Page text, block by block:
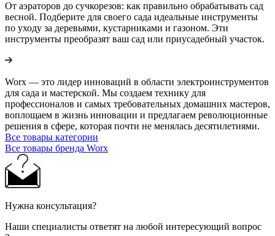
От аэраторов до сучкорезов: как правильно обрабатывать сад
весной. Подберите для своего сада идеальные инструменты
по уходу за деревьями, кустарниками и газоном. Эти
инструменты преобразят ваш сад или приусадебный участок.
Worx — это лидер инноваций в области электроинструментов
для сада и мастерcкой. Мы создаем технику для
профессионалов и самых требовательных домашних мастеров,
воплощаем в жизнь инновации и предлагаем революционные
решения в сфере, которая почти не менялась десятилетиями.
Все товары категории
Все товары бренда Worx
Нужна консультация?
Наши специалисты ответят на любой интересующий вопрос